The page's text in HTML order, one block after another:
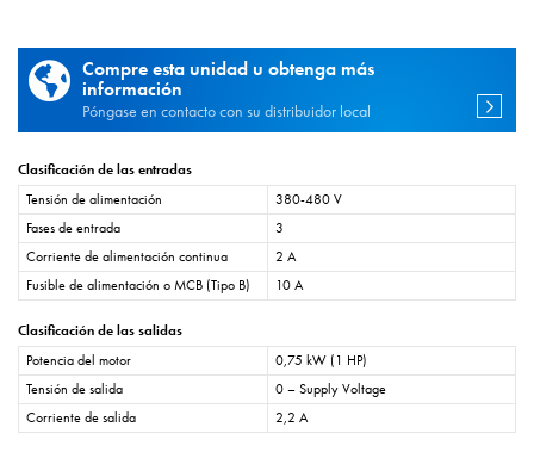
Compre esta unidad u obtenga más
información
Póngase en contacto con su distribuidor local
Clasificación de las entradas
Tensión de alimentación
380-480 V
Fases de entrada
3
Corriente de alimentación continua
2 A
Fusible de alimentación o MCB (Tipo B)
10 A
Clasificación de las salidas
Potencia del motor
0,75 kW (1 HP)
Tensión de salida
0 – Supply Voltage
Corriente de salida
2,2 A